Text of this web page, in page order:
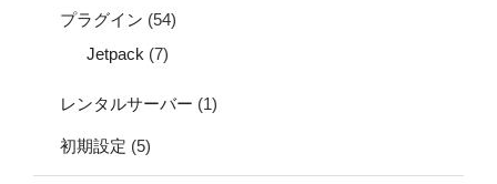
プラグイン (54)
Jetpack (7)
レンタルサーバー (1)
初期設定 (5)